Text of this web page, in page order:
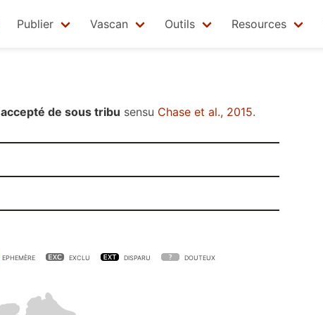
Publier Vascan Outils Resources
accepté de sous tribu sensu Chase et al., 2015.
EPHEMÈRE EXCLU DISPARU DOUTEUX